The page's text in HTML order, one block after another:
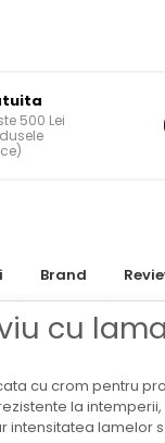
500 Lei
Brand
cu
cu crom pentru
la
intensitatea